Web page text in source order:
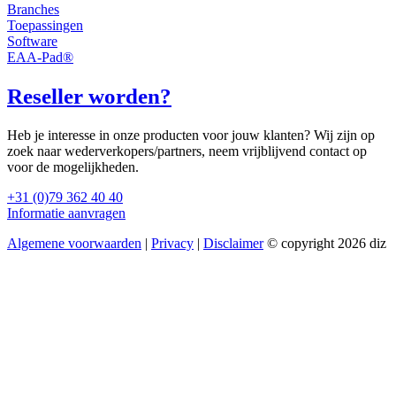
Branches
Toepassingen
Software
EAA-Pad®
Reseller worden?
Heb je interesse in onze producten voor jouw klanten? Wij zijn op
zoek naar wederverkopers/partners, neem vrijblijvend contact op
voor de mogelijkheden.
+31 (0)79 362 40 40
Informatie aanvragen
Algemene voorwaarden | Privacy | Disclaimer© copyright 2026 diz